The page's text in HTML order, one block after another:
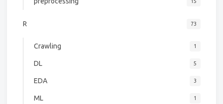
15
R 73
Crawling 1
DL 5
EDA 3
ML 1